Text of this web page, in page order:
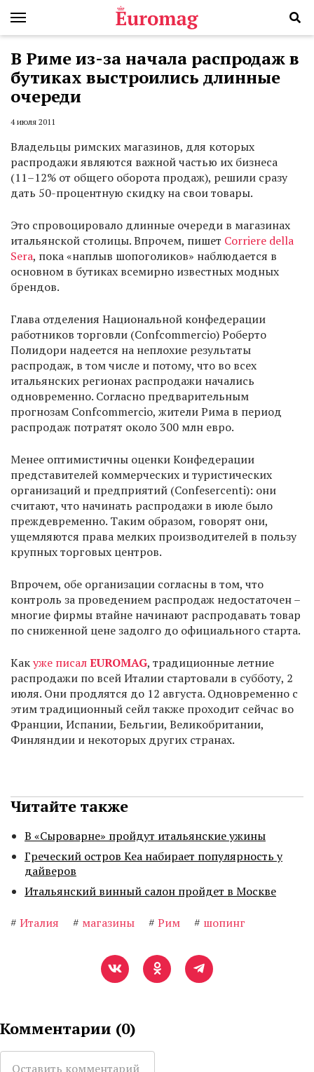
В Риме из-за начала распродаж в
бутиках выстроились длинные
очереди
4 июля 2011
Владельцы римских магазинов, для которых
распродажи являются важной частью их бизнеса
(11–12% от общего оборота продаж), решили сразу
дать 50-процентную скидку на свои товары.
Это спровоцировало длинные очереди в магазинах
итальянской столицы. Впрочем, пишет Corriere della
Sera, пока «наплыв шопоголиков» наблюдается в
основном в бутиках всемирно известных модных
брендов.
Глава отделения Национальной конфедерации
работников торговли (Confcommercio) Роберто
Полидори надеется на неплохие результаты
распродаж, в том числе и потому, что во всех
итальянских регионах распродажи начались
одновременно. Согласно предварительным
прогнозам Confcommercio, жители Рима в период
распродаж потратят около 300 млн евро.
Менее оптимистичны оценки Конфедерации
представителей коммерческих и туристических
организаций и предприятий (Confesercenti): они
считают, что начинать распродажи в июле было
преждевременно. Таким образом, говорят они,
ущемляются права мелких производителей в пользу
крупных торговых центров.
Впрочем, обе организации согласны в том, что
контроль за проведением распродаж недостаточен –
многие фирмы втайне начинают распродавать товар
по сниженной цене задолго до официального старта.
Какуже писалEUROMAG, традиционные летние
распродажи по всей Италии стартовали в субботу, 2
июля. Они продлятся до 12 августа. Одновременно с
этим традиционный сейл также проходит сейчас во
Франции, Испании, Бельгии, Великобритании,
Финляндии и некоторых других странах.
Читайте также
В «Сыроварне» пройдут итальянские ужины
Греческий остров Кеа набирает популярность у
дайверов
Итальянский винный салон пройдет в Москве
# Италия # магазины # Рим # шопинг
Комментарии (0)